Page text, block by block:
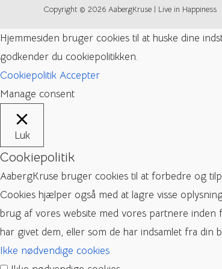
Copyright © 2026 AabergKruse | Live in Happiness
Hjemmesiden bruger cookies til at huske dine
godkender du cookiepolitikken.
Cookiepolitik Accepter
Manage consent
Luk
Cookiepolitik
AabergKruse bruger cookies til at forbedre og
Cookies hjælper også med at lagre visse
brug af vores website med vores partnere inden
har givet dem, eller som de har indsamlet fra din
Ikke nødvendige cookies